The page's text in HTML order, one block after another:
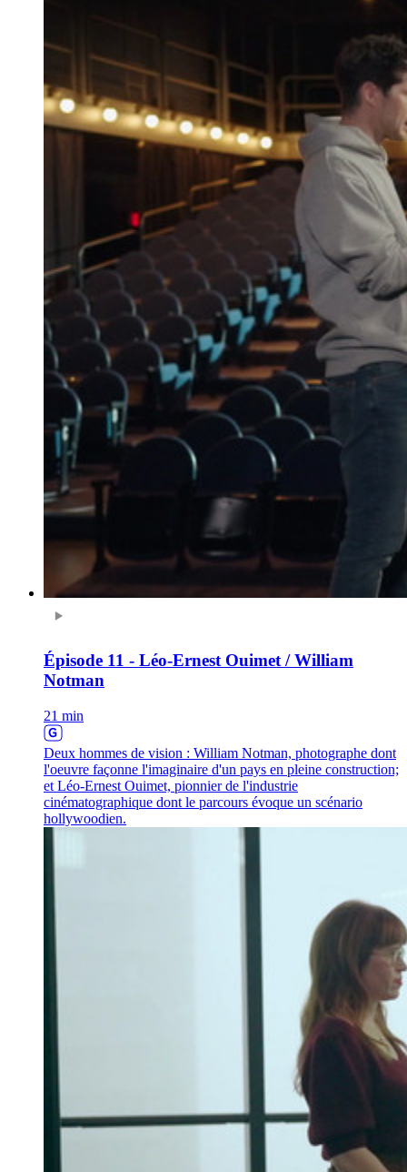
Épisode 11 - Léo-Ernest Ouimet / William
Notman
21 min
Deux hommes de vision : William Notman, photographe dont
l'oeuvre façonne l'imaginaire d'un pays en pleine construction;
et Léo-Ernest Ouimet, pionnier de l'industrie
cinématographique dont le parcours évoque un scénario
hollywoodien.